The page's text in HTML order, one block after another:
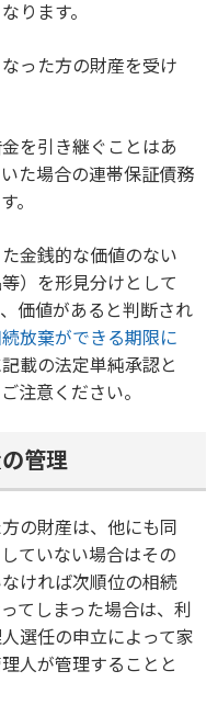
ります。
った方の財産を受け
を引き継ぐことはあ
た場合の連帯保証債務
。
金銭的な価値のない
）を形見分けとして
価値があると判断され
放棄ができる期限に
記載の法定単純承認と
注意ください。
管理
の財産は、他にも同
ていない場合はその
ければ次順位の相続
てしまった場合は、利
選任の申立によって家
人が管理することと